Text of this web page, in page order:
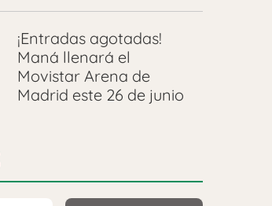
¡Entradas agotadas!
Maná llenará el
Movistar Arena de
Madrid este 26 de junio